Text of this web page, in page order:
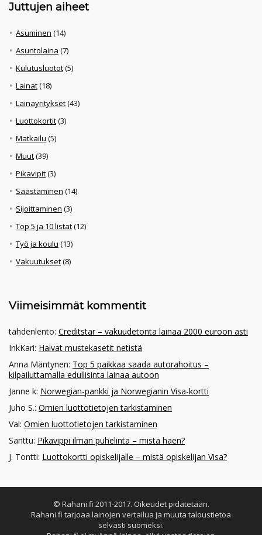
Juttujen aiheet
Asuminen (14)
Asuntolaina (7)
Kulutusluotot(5)
Lainat(18)
Lainayritykset(43)
Luottokortit(3)
Matkailu (5)
Muut(39)
Pikavipit(3)
Säästäminen (14)
Sijoittaminen (3)
Top 5 ja 10 listat(12)
Työ ja koulu (13)
Vakuutukset(8)
Viimeisimmät kommentit
tähdenlento: Creditstar – vakuudetonta lainaa 2000 euroon asti
InkKari: Halvat mustekasetit netistä
Anna Mäntynen: Top 5 paikkaa saada autorahoitus –
kilpailuttamalla edullisinta lainaa autoon
Janne k: Norwegian-pankki ja Norwegianin Visa-kortti
Juho S.: Omien luottotietojen tarkistaminen
Val: Omien luottotietojen tarkistaminen
Santtu: Pikavippi ilman puhelinta – mistä haen?
J. Tontti: Luottokortti opiskelijalle – mistä opiskelijan Visa?
© Rahani.fi 2011-2017. Oikeudet pidätetään.
Rahani.fi tarjoaa lainojen vertailua ja muuta taloustietoa
selvästi suomeksi.